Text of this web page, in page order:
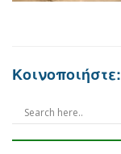
Κοινοποιήστε: